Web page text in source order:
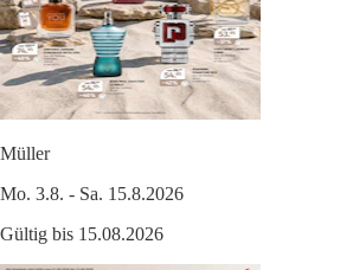
Müller
Mo. 3.8. - Sa. 15.8.2026
Gültig bis 15.08.2026